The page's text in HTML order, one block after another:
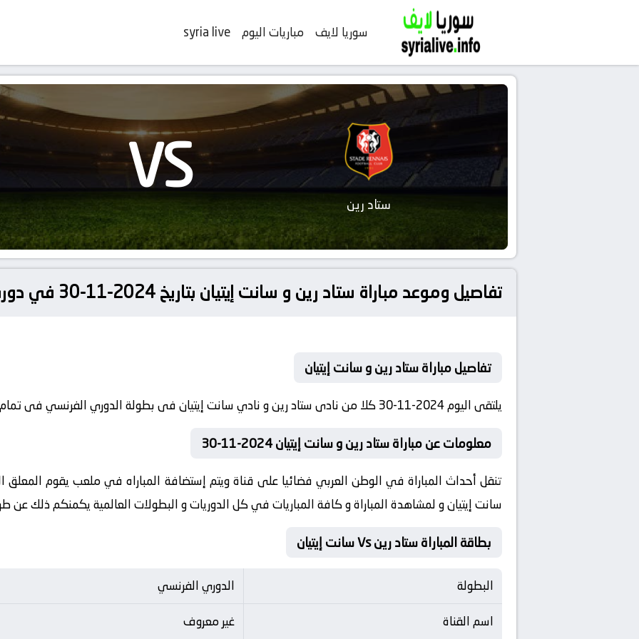
سوريا لايف مباريات اليوم syria live
ستاد رين VS
تفاصيل وموعد مباراة ستاد رين و سانت إيتيان بتاريخ 2024-11-30 في دوري الدوري الفرنسي
تفاصيل مباراة ستاد رين و سانت إيتيان
يلتقى اليوم 2024-11-30 كلا من نادى ستاد رين و نادي سانت إيتيان فى بطولة الدوري الفرنسي فى تمام الساعه 19:00 بتوقيت مصر.
معلومات عن مباراة ستاد رين و سانت إيتيان 2024-11-30
تنقل أحداث المباراة في الوطن العربي فضائيا على قناة ويتم إستضافة المباراه في ملعب يقوم المعلق
سانت إيتيان و لمشاهدة المباراة و كافة المباريات في كل الدوريات و البطولات العالمية يكمنكم ذلك عن
بطاقة المباراة ستاد رين Vs سانت إيتيان
البطولة
الدوري الفرنسي
اسم القناة
غير معروف